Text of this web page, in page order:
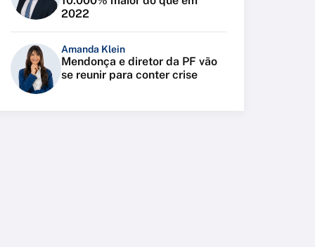
2022
Amanda Klein
Mendonça e diretor da PF vão
se reunir para conter crise